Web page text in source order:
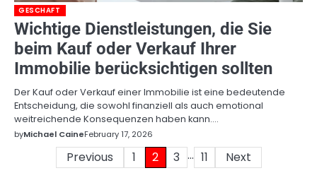
GESCHAFT
Wichtige Dienstleistungen, die Sie
beim Kauf oder Verkauf Ihrer
Immobilie berücksichtigen sollten
Der Kauf oder Verkauf einer Immobilie ist eine bedeutende
Entscheidung, die sowohl finanziell als auch emotional
weitreichende Konsequenzen haben kann.…
byMichael CaineFebruary 17, 2026
Previous 1 2 3 … 11 Next